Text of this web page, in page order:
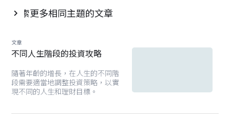
探索更多相同主題的文章

文章
不同人生階段的投資攻略
隨著年齡的增長，在人生的不同階
段需要適當地調整投資策略，以實
現不同的人生和理財目標。